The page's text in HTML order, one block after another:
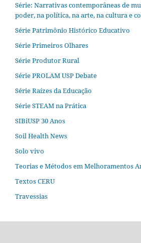
Série: Narrativas contemporâneas de
poder, na política, na arte, na cultura e
Série Patrimônio Histórico Educativo
Série Primeiros Olhares
Série Produtor Rural
Série PROLAM USP Debate
Série Raízes da Educação
Série STEAM na Prática
SIBiUSP 30 Anos
Soil Health News
Solo vivo
Teorias e Métodos em Melhoramentos
Textos CERU
Travessias